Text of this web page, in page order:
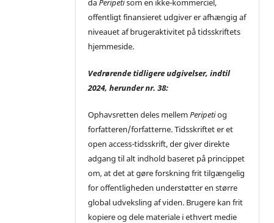
daPeripetisom en ikke-kommerciel,
offentligt finansieret udgiver er afhængig af
niveauet af brugeraktivitet på tidsskriftets
hjemmeside.
Vedrørende tidligere udgivelser, indtil
2024, herunder nr. 38:
Ophavsretten deles mellemPeripetiog
forfatteren/forfatterne. Tidsskriftet er et
open access-tidsskrift, der giver direkte
adgang til alt indhold baseret på princippet
om, at det at gøre forskning frit tilgængelig
for offentligheden understøtter en større
global udveksling af viden. Brugere kan frit
kopiere og dele materiale i ethvert medie